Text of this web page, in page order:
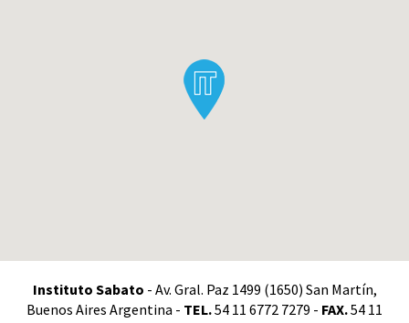
Instituto Sabato - Av. Gral. Paz 1499 (1650) San Martín,
Buenos Aires Argentina - TEL.54 11 6772 7279 - FAX.54 11